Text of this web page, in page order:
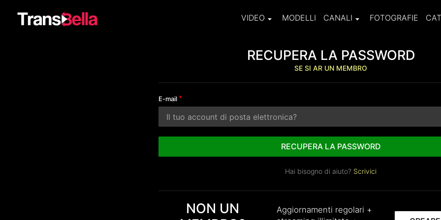
VIDEO MODELLI CANALI FOTOGRAFIE
RECUPERA LA PASSWORD
SE SI AR UN MEMBRO
E-mail
RECUPERA LA PASSWORD
Hai bisogno di aiuto? Scrivici
NON UN
Aggiornamenti regolari +